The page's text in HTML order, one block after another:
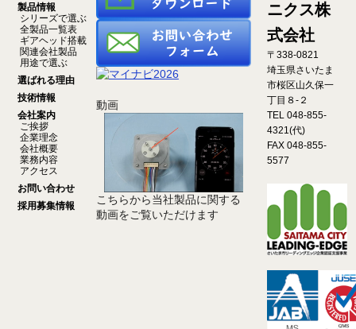
製品情報
シリーズで選ぶ
全製品一覧表
ギアヘッド搭載
関連会社製品
用途で選ぶ
選ばれる理由
技術情報
会社案内
ご挨拶
企業理念
会社概要
業務内容
アクセス
お問い合わせ
採用募集情報
動画
こちらから当社製品に関する
動画をご覧いただけます
ニクス株
式会社
〒338-0821
埼玉県さいたま
市桜区山久保一
丁目８-２
TEL 048-855-
4321(代)
FAX 048-855-
5577